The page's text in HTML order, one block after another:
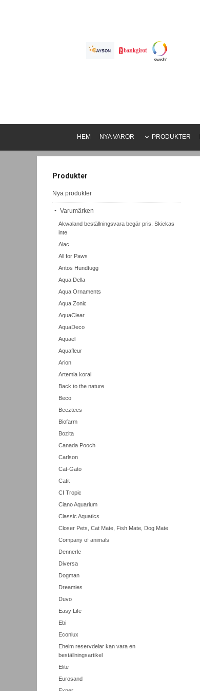
HEM NYA VAROR PRODUKTER
Produkter
Nya produkter
Varumärken
Akwaland beställningsvara begär pris. Skickas
inte
Alac
All for Paws
Antos Hundtugg
Aqua Della
Aqua Ornaments
Aqua Zonic
AquaClear
AquaDeco
Aquael
Aquafleur
Arion
Artemia koral
Back to the nature
Beco
Beeztees
Biofarm
Bozita
Canada Pooch
Carlson
Cat-Gato
Catit
CI Tropic
Ciano Aquarium
Classic Aquatics
Closer Pets, Cat Mate, Fish Mate, Dog Mate
Company of animals
Dennerle
Diversa
Dogman
Dreamies
Duvo
Easy Life
Ebi
Econlux
Eheim reservdelar kan vara en
beställningsartikel
Elite
Eurosand